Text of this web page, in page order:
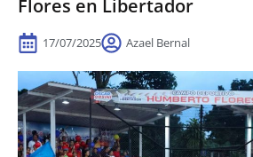
Flores en Libertador
17/07/2025 Azael Bernal